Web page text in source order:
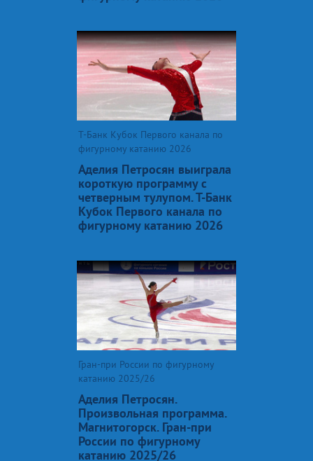
Т-Банк Кубок Первого канала по
фигурному катанию 2026
Аделия Петросян выиграла
короткую программу с
четверным тулупом. Т-Банк
Кубок Первого канала по
фигурному катанию 2026
Гран-при России по фигурному
катанию 2025/26
Аделия Петросян.
Произвольная программа.
Магнитогорск. Гран-при
России по фигурному
катанию 2025/26